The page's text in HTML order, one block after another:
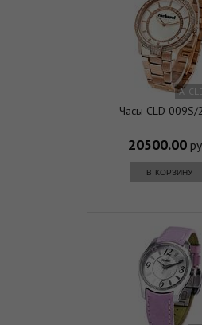
Часы CLD 009S/
20500.00
в корзину